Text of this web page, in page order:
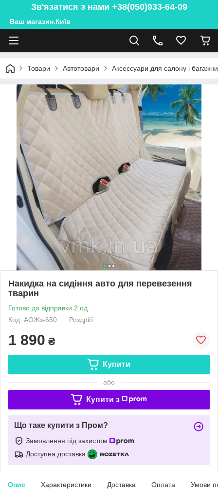
Зв'язатися з нами +38(050)933-64-09
Ваш магазин.Київ
Товари Автотовари Аксессуари для салону і
Накидка на сидіння авто для перевезення
тварин
Готово до відправки 2 од.
Код: АОЖз-650
Роздріб
1 890 ₴
Купити
або
Купити з
Що таке купити з Пром?
Замовлення під захистом
Доступна доставка
Опис Характеристики Доставка Оплата Умови